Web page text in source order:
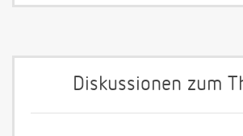
Diskussionen zum